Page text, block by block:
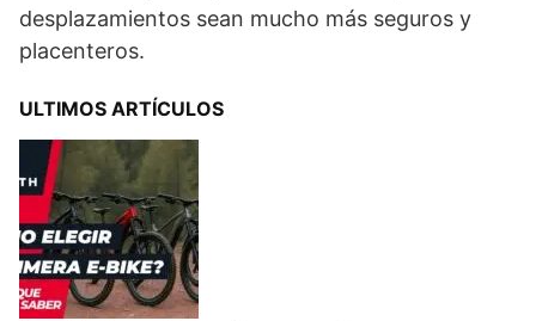
desplazamientos sean mucho más seguros y
placenteros.
ULTIMOS ARTÍCULOS